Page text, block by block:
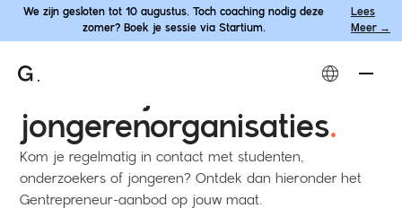
We zijn gesloten tot 10 augustus. Toch coaching nodig deze
zomer? Boek je sessie via Startium.
Lees
Meer →
ondersteuningsaanbod
jongerenorganisaties.
Kom je regelmatig in contact met studenten,
onderzoekers of jongeren? Ontdek dan hieronder het
Gentrepreneur-aanbod op jouw maat.